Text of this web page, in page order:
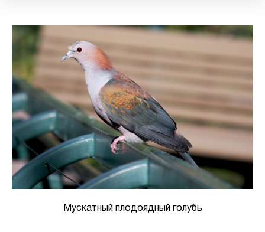
Мускатный плодоядный голубь